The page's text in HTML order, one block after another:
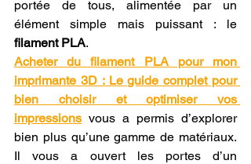
portée de tous, alimentée par un
filament PLA.
Acheter du filament PLA pour mon
imprimante 3D : Le guide complet pour
bien choisir et optimiser vos
impressions vous a permis d’explorer
bien plus qu’une gamme de matériaux.
Il vous a ouvert les portes d’un